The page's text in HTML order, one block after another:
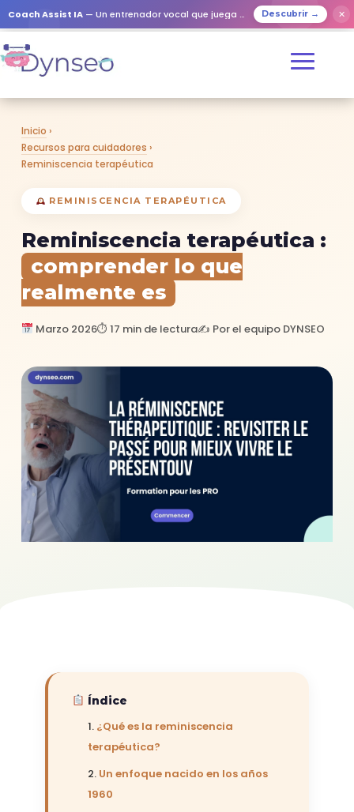
Coach Assist IA — Un entrenador vocal que juega con tus seres queridos Descubrir → ✕
Inicio ›
Recursos para cuidadores ›
Reminiscencia terapéutica
REMINISCENCIA TERAPÉUTICA
Reminiscencia terapéutica :
comprender lo que
realmente es
Marzo 2026⏱ 17 min de lectura✍️ Por el equipo DYNSEO
Índice
¿Qué es la reminiscencia
terapéutica?
Un enfoque nacido en los años
1960